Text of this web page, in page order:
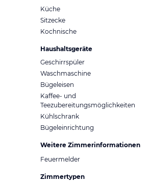
Küche
Sitzecke
Kochnische
Haushaltsgeräte
Geschirrspüler
Waschmaschine
Bügeleisen
Kaffee- und
Teezubereitungsmöglichkeiten
Kühlschrank
Bügeleinrichtung
Weitere Zimmerinformationen
Feuermelder
Zimmertypen